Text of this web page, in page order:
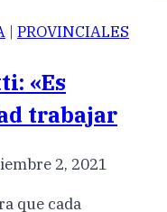
| PROVINCIALES
«Es
trabajar
2, 2021
que cada